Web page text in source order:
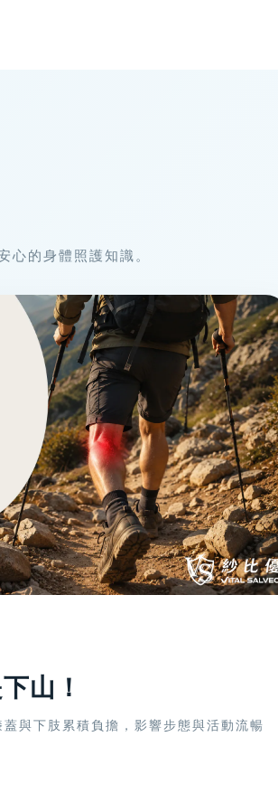
心的身體照護知識。
山！
與下肢累積負擔，影響步態與活動流暢